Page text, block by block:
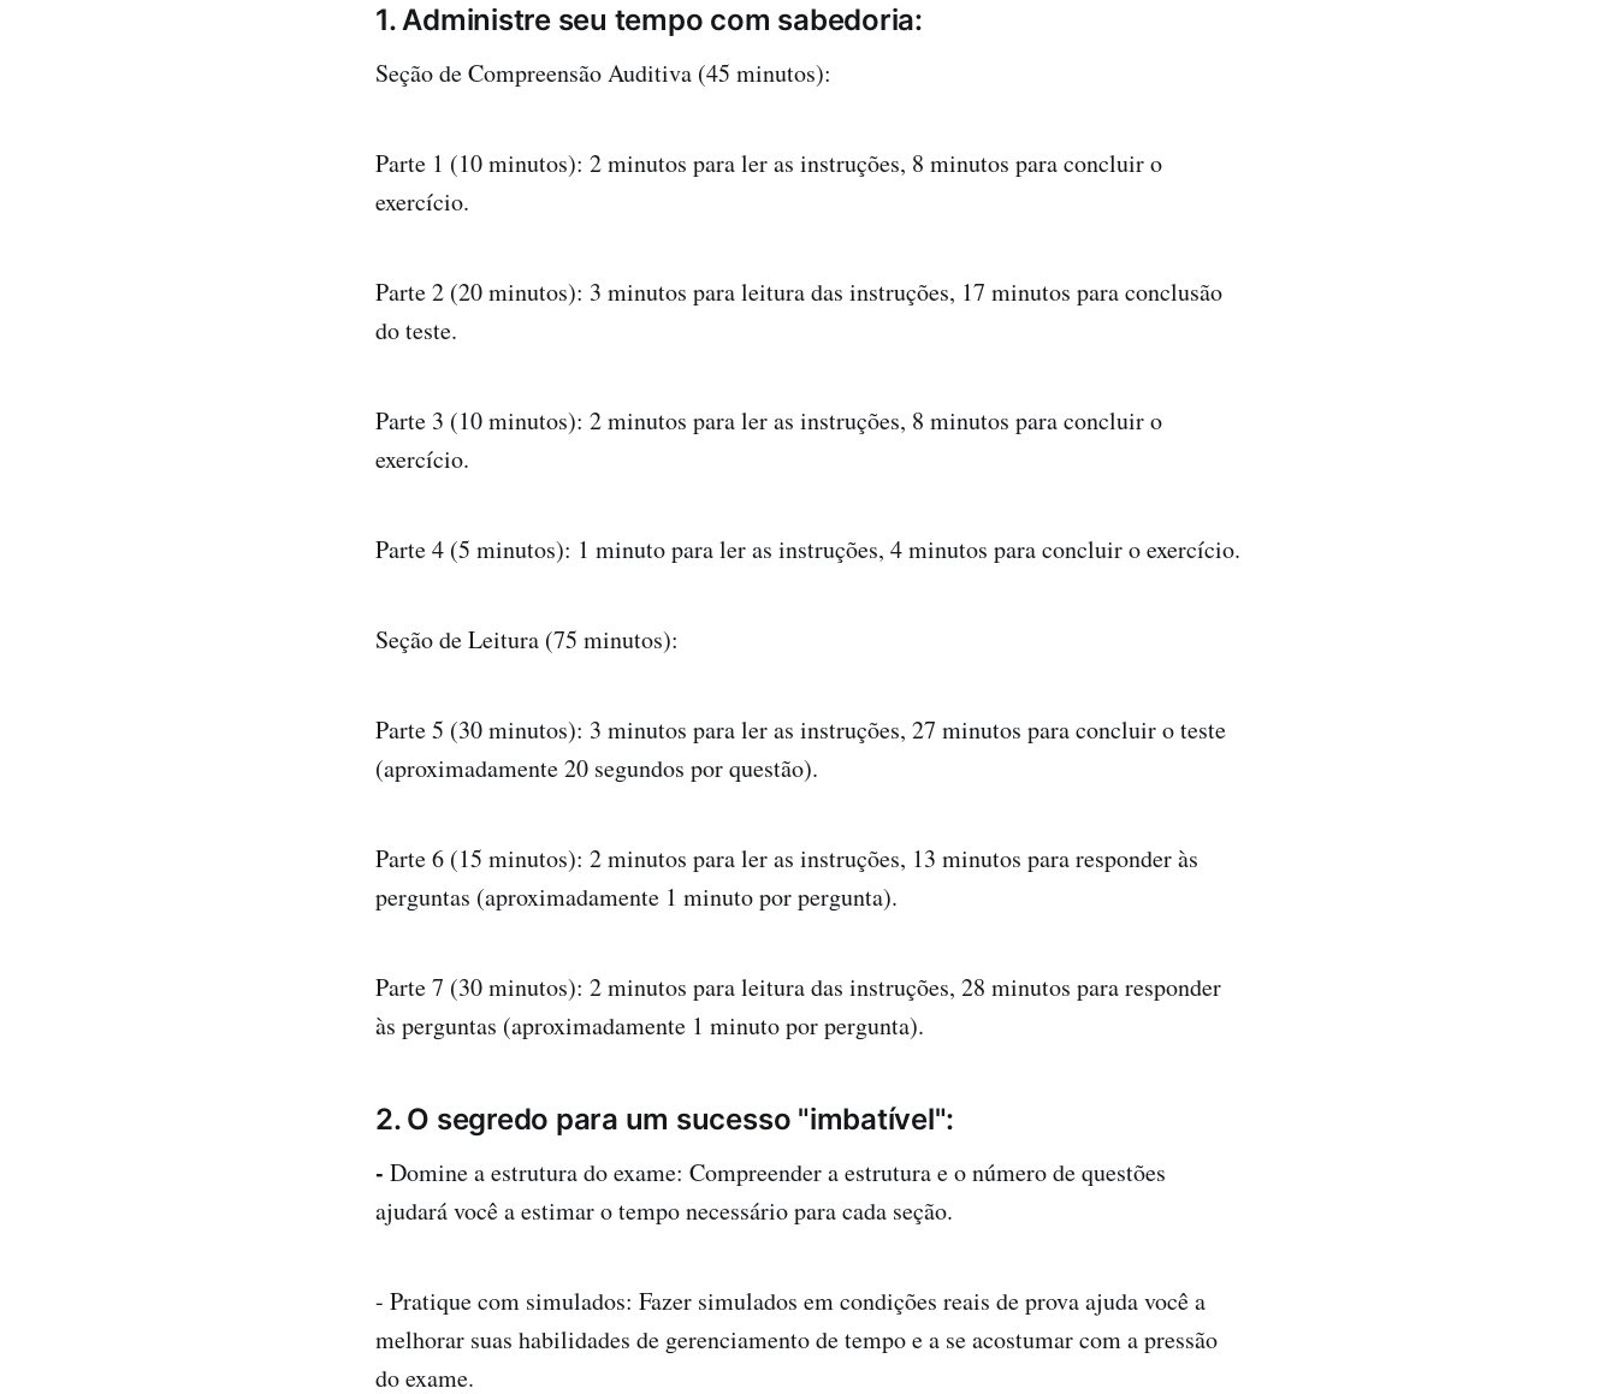
1. Administre seu tempo com sabedoria:
Seção de Compreensão Auditiva (45 minutos):
Parte 1 (10 minutos): 2 minutos para ler as instruções, 8 minutos para concluir o
exercício.
Parte 2 (20 minutos): 3 minutos para leitura das instruções, 17 minutos para conclusão
do teste.
Parte 3 (10 minutos): 2 minutos para ler as instruções, 8 minutos para concluir o
exercício.
Parte 4 (5 minutos): 1 minuto para ler as instruções, 4 minutos para concluir o exercício.
Seção de Leitura (75 minutos):
Parte 5 (30 minutos): 3 minutos para ler as instruções, 27 minutos para concluir o teste
(aproximadamente 20 segundos por questão).
Parte 6 (15 minutos): 2 minutos para ler as instruções, 13 minutos para responder às
perguntas (aproximadamente 1 minuto por pergunta).
Parte 7 (30 minutos): 2 minutos para leitura das instruções, 28 minutos para responder
às perguntas (aproximadamente 1 minuto por pergunta).
2. O segredo para um sucesso "imbatível":
- Domine a estrutura do exame: Compreender a estrutura e o número de questões
ajudará você a estimar o tempo necessário para cada seção.
- Pratique com simulados: Fazer simulados em condições reais de prova ajuda você a
melhorar suas habilidades de gerenciamento de tempo e a se acostumar com a pressão
do exame.